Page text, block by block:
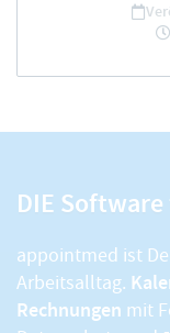
DIE
appointmed ist
Arbeitsalltag.
Rechnungen mit